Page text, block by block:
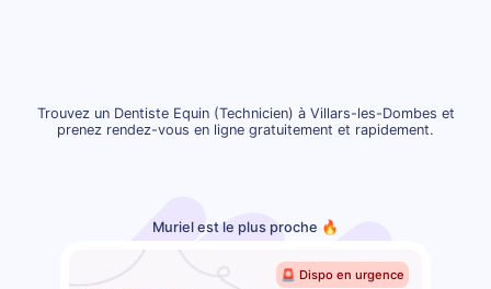
Trouvez un Dentiste Equin (Technicien) à Villars-les-Dombes et
prenez rendez-vous en ligne gratuitement et rapidement.
Muriel est le plus proche 🔥
🚨 Dispo en urgence